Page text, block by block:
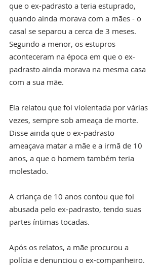
que o ex-padrasto a teria estuprado,
quando ainda morava com a mães - o
casal se separou a cerca de 3 meses.
Segundo a menor, os estupros
aconteceram na época em que o ex-
padrasto ainda morava na mesma casa
com a sua mãe.
Ela relatou que foi violentada por várias
vezes, sempre sob ameaça de morte.
Disse ainda que o ex-padrasto
ameaçava matar a mãe e a irmã de 10
anos, a que o homem também teria
molestado.
A criança de 10 anos contou que foi
abusada pelo ex-padrasto, tendo suas
partes íntimas tocadas.
Após os relatos, a mãe procurou a
polícia e denunciou o ex-companheiro.